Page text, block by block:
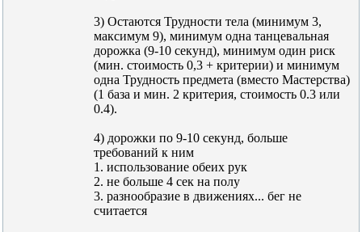
3) Остаются Трудности тела (минимум 3,
максимум 9), минимум одна танцевальная
дорожка (9-10 секунд), минимум один риск
(мин. стоимость 0,3 + критерии) и минимум
одна Трудность предмета (вместо Мастерства)
(1 база и мин. 2 критерия, стоимость 0.3 или
0.4).
4) дорожки по 9-10 секунд, больше
требований к ним
1. использование обеих рук
2. не больше 4 сек на полу
3. разнообразие в движениях... бег не
считается